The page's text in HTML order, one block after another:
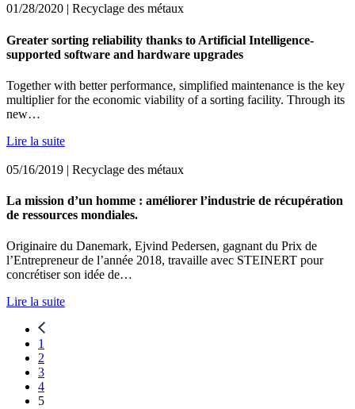
01/28/2020 | Recyclage des métaux
Greater sorting reliability thanks to Artificial Intelligence-
supported software and hardware upgrades
Together with better performance, simplified maintenance is the key
multiplier for the economic viability of a sorting facility. Through its
new…
Lire la suite
05/16/2019 | Recyclage des métaux
La mission d’un homme : améliorer l’industrie de récupération
de ressources mondiales.
Originaire du Danemark, Ejvind Pedersen, gagnant du Prix de
l’Entrepreneur de l’année 2018, travaille avec STEINERT pour
concrétiser son idée de…
Lire la suite
1
2
3
4
5